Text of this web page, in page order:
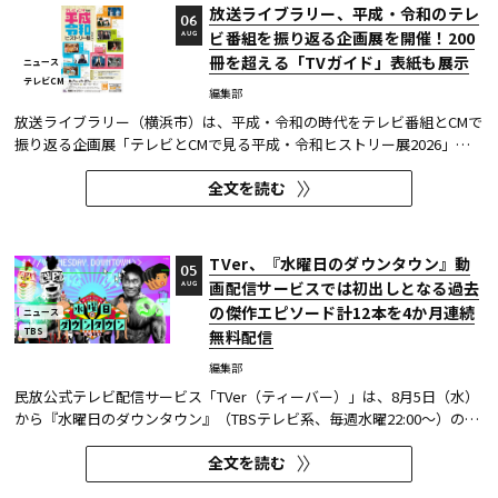
ニュース
テレビCM
放送ライブラリー、平成・令和のテレ
ビ番組を振り返る企画展を開催！200
冊を超える「TVガイド」表紙も展示
編集部
06
AUG
放送ライブラリー（横浜市）は、平成・令和の時代をテレビ番組とCMで
振り返る企画展「テレビとCMで見る平成・令和ヒストリー展2026」を8
月7日～9月27日に開催する。
全文を読む
ニュース
TBS
TVer、『水曜日のダウンタウン』動
画配信サービスでは初出しとなる過去
の傑作エピソード計12本を4か月連続
無料配信
編集部
05
AUG
民放公式テレビ配信サービス「TVer（ティーバー）」は、8月5日（水）
から『水曜日のダウンタウン』（TBSテレビ系、毎週水曜22:00～）の過
去に放送された傑作エピソード計12本を4か月にわたり配信する。本エ
ピソードが動画配信サービスで配信されるのは今回が初めてとなる。
TVerはすべて無料で見放題となっている。 『水曜日のダウンタウン...
全文を読む